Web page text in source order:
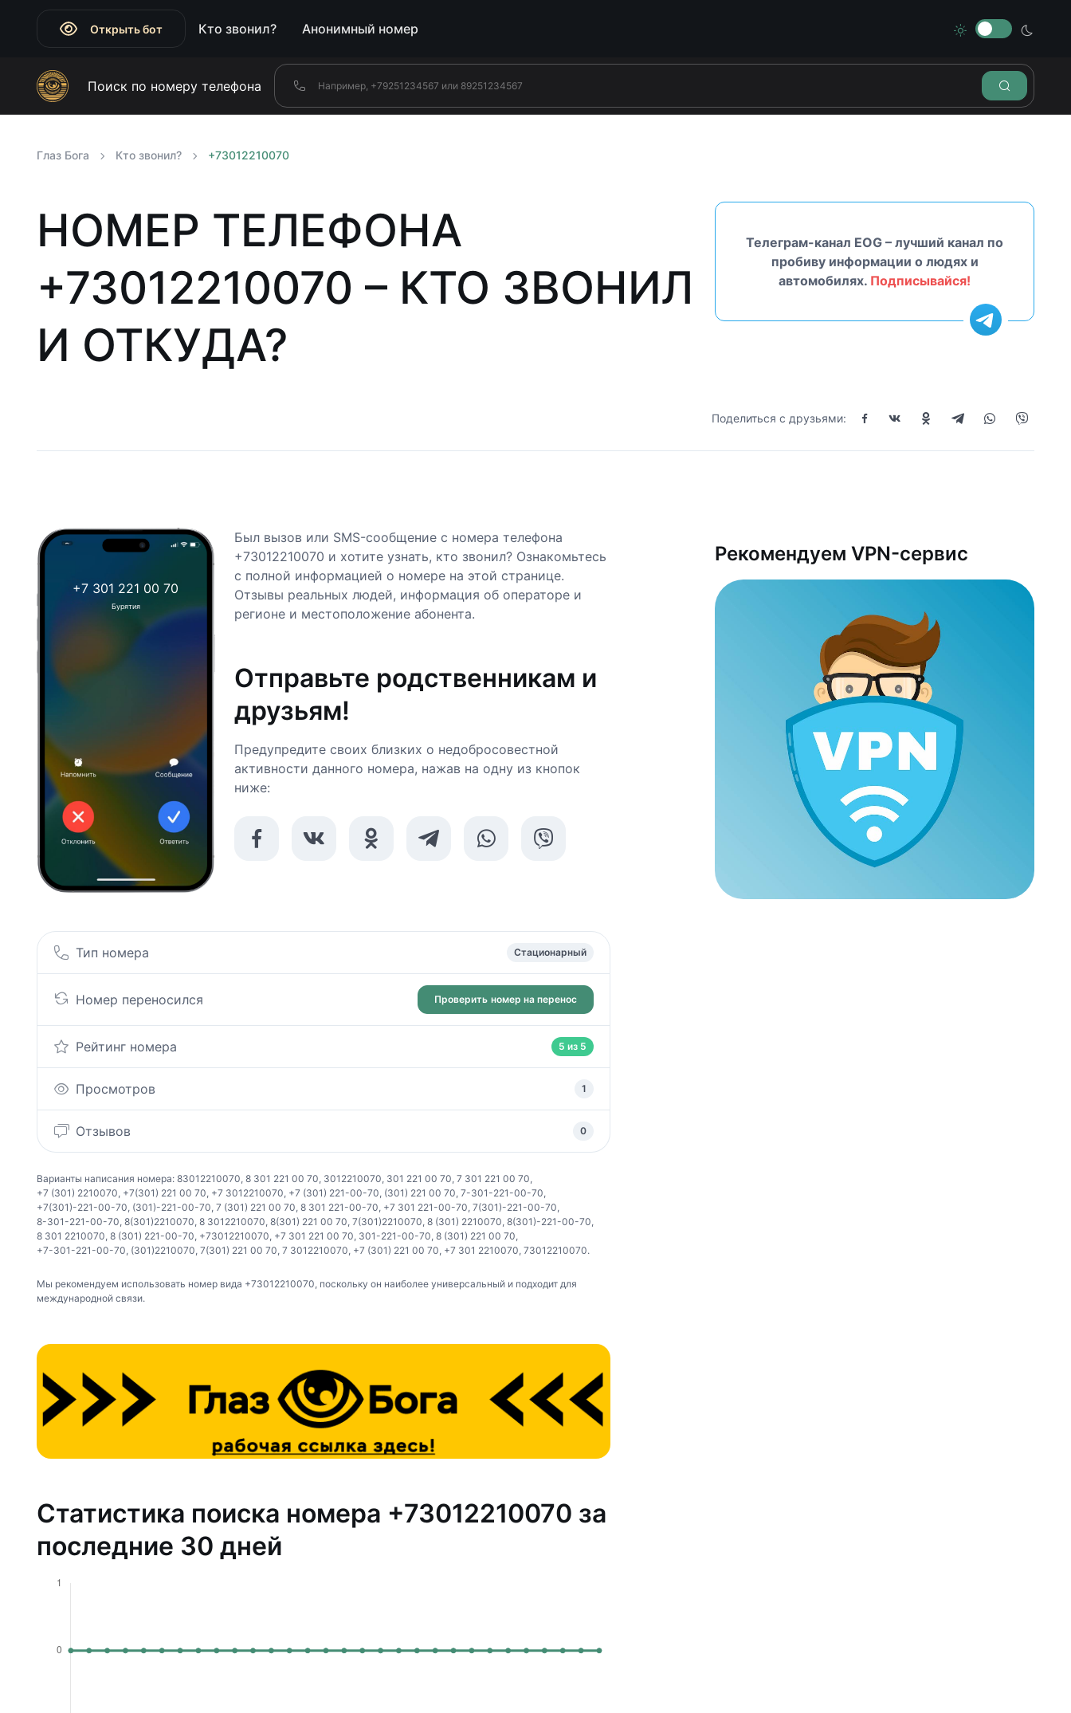
Открыть бот Кто звонил? Анонимный номер
Поиск по номеру телефона
Глаз Бога Кто звонил? +73012210070
НОМЕР ТЕЛЕФОНА
+73012210070 – КТО ЗВОНИЛ
И ОТКУДА?
Телеграм-канал EOG – лучший канал по
пробиву информации о людях и
автомобилях. Подписывайся!
Поделиться с друзьями:
+7 301 221 00 70
Бурятия
Был вызов или SMS-сообщение с номера телефона
+73012210070 и хотите узнать, кто звонил? Ознакомьтесь
с полной информацией о номере на этой странице.
Отзывы реальных людей, информация об операторе и
регионе и местоположение абонента.
Отправьте родственникам и
друзьям!
Предупредите своих близких о недобросовестной
активности данного номера, нажав на одну из кнопок
ниже:
Тип номера Стационарный
Номер переносился Проверить номер на перенос
Рейтинг номера 5 из 5
Просмотров 1
Отзывов 0
Варианты написания номера: 83012210070 8 301 221 00 70 3012210070 301 221 00 70 7 301 221 00 70
+7 (301) 2210070 +7(301) 221 00 70 +7 3012210070 +7 (301) 221-00-70 (301) 221 00 70 7-301-221-00-70
+7(301)-221-00-70 (301)-221-00-70 7 (301) 221 00 70 8 301 221-00-70 +7 301 221-00-70 7(301)-221-00-70
8-301-221-00-70 8(301)2210070 8 3012210070 8(301) 221 00 70 7(301)2210070 8 (301) 2210070 8(301)-221-00-70
8 301 2210070 8 (301) 221-00-70 +73012210070 +7 301 221 00 70 301-221-00-70 8 (301) 221 00 70
+7-301-221-00-70 (301)2210070 7(301) 221 00 70 7 3012210070 +7 (301) 221 00 70 +7 301 2210070 73012210070.
Мы рекомендуем использовать номер вида +73012210070, поскольку он наиболее универсальный и подходит для
международной связи.
Статистика поиска номера +73012210070 за
последние 30 дней
Рекомендуем VPN-сервис